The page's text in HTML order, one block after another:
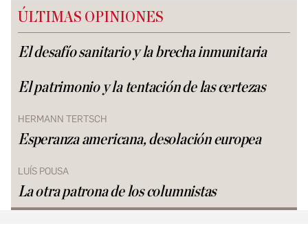
ÚLTIMAS OPINIONES
El desafío sanitario y la brecha inmunitaria
El patrimonio y la tentación de las certezas
HERMANN TERTSCH
Esperanza americana, desolación europea
LUÍS POUSA
La otra patrona de los columnistas